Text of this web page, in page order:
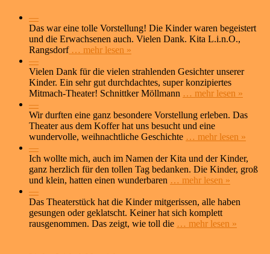
—
Das war eine tolle Vorstellung! Die Kinder waren begeistert
und die Erwachsenen auch. Vielen Dank. Kita L.i.n.O.,
Rangsdorf… mehr lesen »
—
Vielen Dank für die vielen strahlenden Gesichter unserer
Kinder. Ein sehr gut durchdachtes, super konzipiertes
Mitmach-Theater! Schnittker Möllmann … mehr lesen »
—
Wir durften eine ganz besondere Vorstellung erleben. Das
Theater aus dem Koffer hat uns besucht und eine
wundervolle, weihnachtliche Geschichte … mehr lesen »
—
Ich wollte mich, auch im Namen der Kita und der Kinder,
ganz herzlich für den tollen Tag bedanken. Die Kinder, groß
und klein, hatten einen wunderbaren … mehr lesen »
—
Das Theaterstück hat die Kinder mitgerissen, alle haben
gesungen oder geklatscht. Keiner hat sich komplett
rausgenommen. Das zeigt, wie toll die … mehr lesen »